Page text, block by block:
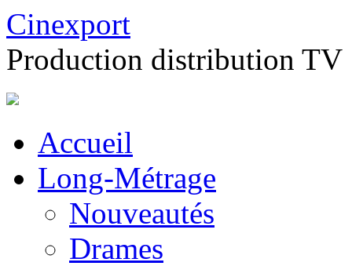
Cinexport
Production distribution TV
Accueil
Long-Métrage
Nouveautés
Drames